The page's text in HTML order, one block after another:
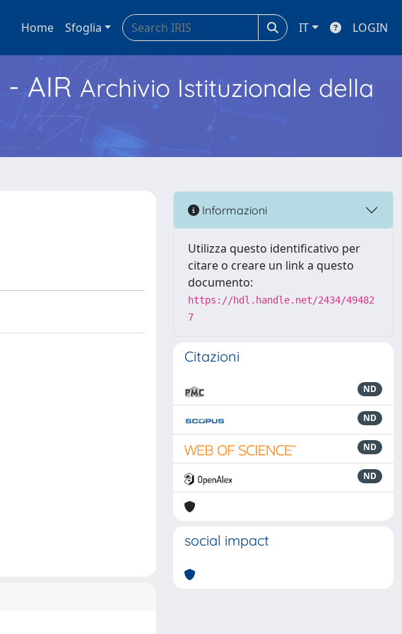
Home Sfoglia IT LOGIN
- AIR Archivio Istituzionale della
Informazioni
Utilizza questo identificativo per
citare o creare un link a questo
documento:
https://hdl.handle.net/2434/49482
7
Citazioni
ND
ND
ND
ND
social impact